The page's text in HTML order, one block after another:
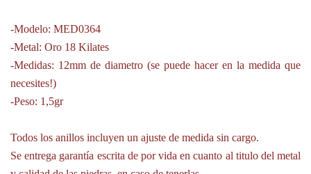
-Modelo: MED0364
-Metal: Oro 18 Kilates
-Medidas: 12mm de diametro (se puede hacer en la medida que
necesites!)
-Peso: 1,5gr
Todos los anillos incluyen un ajuste de medida sin cargo.
Se entrega garantía escrita de por vida en cuanto al titulo del metal